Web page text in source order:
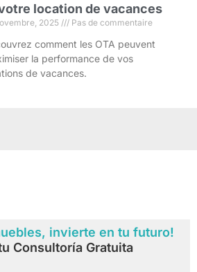
location de vacances
2025 Pas de commentaire
comment les OTA peuvent
la performance de vos
de vacances.
invierte en tu futuro!
Consultoría Gratuita